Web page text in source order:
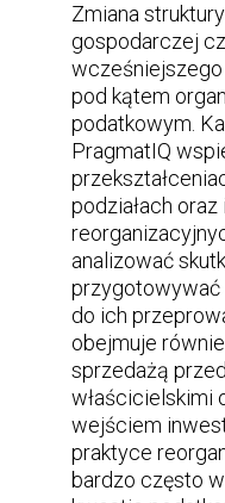
Zmiana
gospodarczej
pod kątem
podatkowym.
PragmatIQ
podziałach
analizować
przygotowywać
do ich
obejmuje
sprzedażą
właścicielskimi
wejściem
praktyce
bardzo często